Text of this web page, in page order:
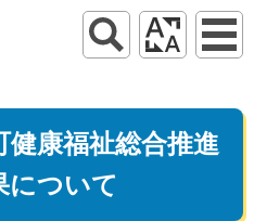
健康福祉総合推進
について